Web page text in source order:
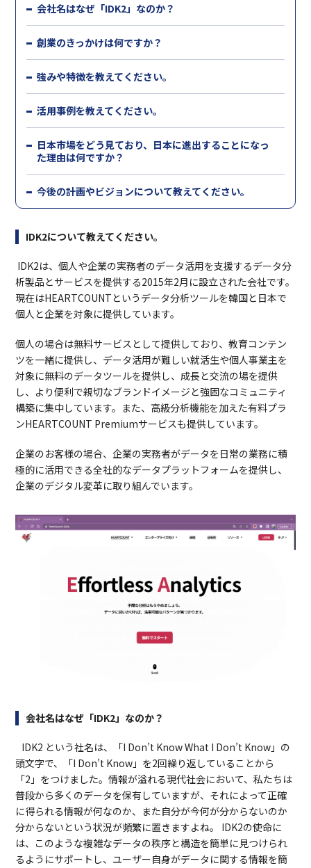
会社名はなぜ「IDK2」なのか？
創業のきっかけは何ですか？
強みや特徴を教えてください。
活用事例を教えてください。
日本市場をどう見ており、日本に進出することになっ
た理由は何ですか？
今後の計画やビジョンについて教えてください。
IDK2について教えてください。
IDK2は、個人や企業の実務者のデータ活用を支援するデータ分
析製品とサービスを提供する2015年2月に設立された会社です。
現在はHEARTCOUNTというデータ分析ツールを韓国と日本で
個人と企業を対象に提供しています。
個人の場合は無料サービスとして提供しており、教育コンテン
ツを一緒に提供し、データ活用が難しい就活生や個人事業主を
対象に無料のデータツールを提供し、成長と交流の場を提供
し、より便利で親切なブランドイメージと強固なコミュニティ
構築に集中しています。また、高級分析機能を加えた有料プラ
ンHEARTCOUNT Premiumサービスも提供しています。
企業のお客様の場合、企業の実務者がデータを日常の業務に積
極的に活用できる全社的なデータプラットフォームを提供し、
企業のデジタル変革に取り組んでいます。
会社名はなぜ「IDK2」なのか？
IDK2 という社名は、「I Don’t Know What I Don’t Know」の
頭文字で、「I Don’t Know」を2回繰り返していることから
「2」をつけました。情報が溢れる現代社会において、私たちは
普段から多くのデータを保有していますが、それによって正確
に得られる情報が何なのか、また自分が今何が分からないのか
分からないという状況が頻繁に置きますよね。 IDK2の使命に
は、このような複雑なデータの秩序と構造を簡単に見つけられ
るようにサポートし、ユーザー自身がデータに関する情報を簡